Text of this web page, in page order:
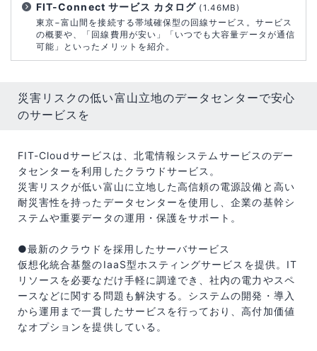
FIT-Connect サービス カタログ (1.46MB)
東京−富山間を接続する帯域確保型の回線サービス。サービス
の概要や、「回線費用が安い」「いつでも大容量データが通信
可能」といったメリットを紹介。
災害リスクの低い富山立地のデータセンターで安心
のサービスを
FIT-Cloudサービスは、北電情報システムサービスのデー
タセンターを利用したクラウドサービス。
災害リスクが低い富山に立地した高信頼の電源設備と高い
耐災害性を持ったデータセンターを使用し、企業の基幹シ
ステムや重要データの運用・保護をサポート。
●最新のクラウドを採用したサーバサービス
仮想化統合基盤のIaaS型ホスティングサービスを提供。IT
リソースを必要なだけ手軽に調達でき、社内の電力やスペ
ースなどに関する問題も解決する。システムの開発・導入
から運用まで一貫したサービスを行っており、高付加価値
なオプションを提供している。